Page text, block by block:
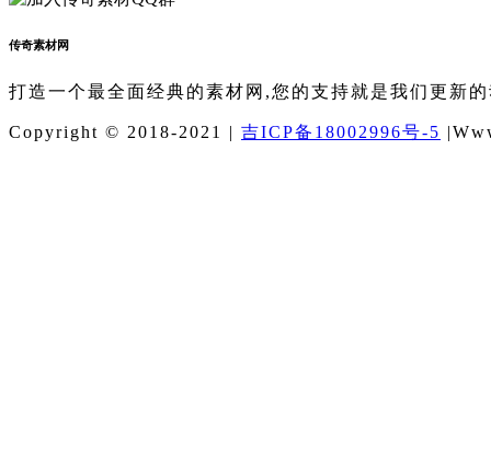
传奇素材网
打造一个最全面经典的素材网,您的支持就是我们更新
Copyright © 2018-2021 | 吉ICP备18002996号-5